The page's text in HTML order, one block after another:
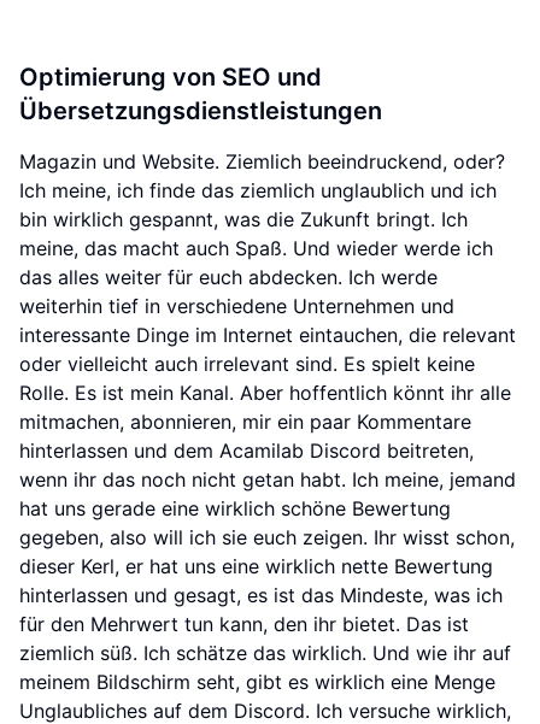
Optimierung von SEO und
Übersetzungsdienstleistungen
Magazin und Website. Ziemlich beeindruckend, oder?
Ich meine, ich finde das ziemlich unglaublich und ich
bin wirklich gespannt, was die Zukunft bringt. Ich
meine, das macht auch Spaß. Und wieder werde ich
das alles weiter für euch abdecken. Ich werde
weiterhin tief in verschiedene Unternehmen und
interessante Dinge im Internet eintauchen, die relevant
oder vielleicht auch irrelevant sind. Es spielt keine
Rolle. Es ist mein Kanal. Aber hoffentlich könnt ihr alle
mitmachen, abonnieren, mir ein paar Kommentare
hinterlassen und dem Acamilab Discord beitreten,
wenn ihr das noch nicht getan habt. Ich meine, jemand
hat uns gerade eine wirklich schöne Bewertung
gegeben, also will ich sie euch zeigen. Ihr wisst schon,
dieser Kerl, er hat uns eine wirklich nette Bewertung
hinterlassen und gesagt, es ist das Mindeste, was ich
für den Mehrwert tun kann, den ihr bietet. Das ist
ziemlich süß. Ich schätze das wirklich. Und wie ihr auf
meinem Bildschirm seht, gibt es wirklich eine Menge
Unglaubliches auf dem Discord. Ich versuche wirklich,